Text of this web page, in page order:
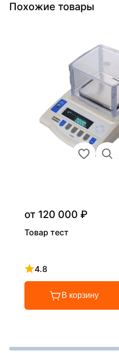
Похожие товары
от 120 000 ₽
Товар тест
4.8
Рейтинг 4.8 из 5
В корзину